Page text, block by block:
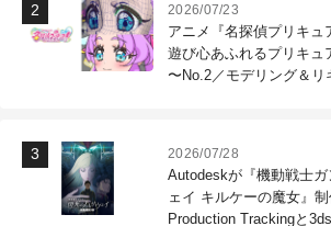
2026/07/23
アニメ『名探偵プリキュ
遊び心あふれるプリキュ
〜No.2／モデリング＆リ
2026/07/28
Autodeskが『機動戦士
ェイ キルケーの魔女』
Production Trackingと